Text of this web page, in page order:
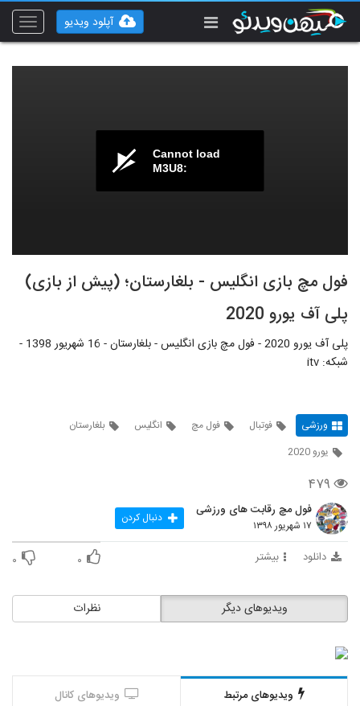
Toggle
آپلود ویدیو
Cannot load
M3U8:
فول مچ بازی انگلیس - بلغارستان؛ (پیش از بازی)
پلی آف یورو 2020
پلی آف یورو 2020 - فول مچ بازی انگلیس - بلغارستان - 16 شهریور 1398 -
شبکه: itv
ورزشی فوتبال فول مچ انگلیس
بلغارستان
یورو 2020
۴۷۹
فول مچ رقابت های ورزشی
۱۷ شهریور ۱۳۹۸ دنبال کردن
دانلود بیشتر ۰ ۰
نظرات ویدیوهای دیگر
ویدیوهای مرتبط ویدیوهای کانال